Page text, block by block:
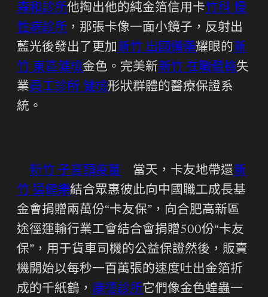
森和診所他掏出他的純金箔信用卡竹科 慢
性病診所 ，那張卡像一面小鏡子，反射出
藍光後發出了更加新竹 出國備藥耀眼的新
竹 東區健檢金色。完美新新竹 在職體檢失
業員工診所 健檢形狀群體的醫療保證系
統。
新竹 子宮頸疫苗 當天，卡友地帶還新
竹 猛健樂結合眾惠彼此向中國職工成長基
金會捐贈兩萬份“卡友保”，向合肥高新區
途徑運輸行業工會結合會捐贈500份“卡友
保”，用于貨車司機的公益保證然後，販賣
機開始以每秒一百萬張的速度吐出金箔折
成的千紙鶴， 康德診所它們像金色蝗蟲一